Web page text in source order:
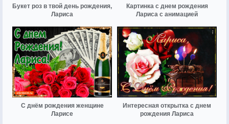
Букет роз в твой день рождения,
Лариса
Картинка с днем рождения
Лариса с анимацией
С днём рождения женщине
Ларисе
Интересная открытка с днем
рождения Лариса